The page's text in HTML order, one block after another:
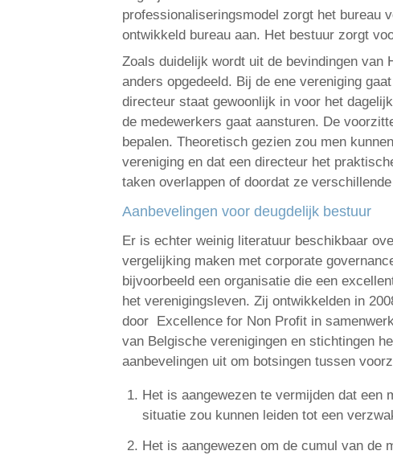
professionaliseringsmodel zorgt het bureau
ontwikkeld bureau aan. Het bestuur zorgt
Zoals duidelijk wordt uit de bevindingen van
anders opgedeeld. Bij de ene vereniging
directeur staat gewoonlijk in voor het
de medewerkers gaat aansturen. De
bepalen. Theoretisch gezien zou men
vereniging en dat een directeur het
taken overlappen of doordat ze
Aanbevelingen voor deugdelijk bestuur
Er is echter weinig literatuur beschikbaar
vergelijking maken met corporate
bijvoorbeeld een organisatie die een
het verenigingsleven. Zij ontwikkelden in
door Excellence for Non Profit in
van Belgische verenigingen en stichtingen
aanbevelingen uit om botsingen tussen
Het is aangewezen te vermijden dat een
situatie zou kunnen leiden tot een
Het is aangewezen om de cumul van de